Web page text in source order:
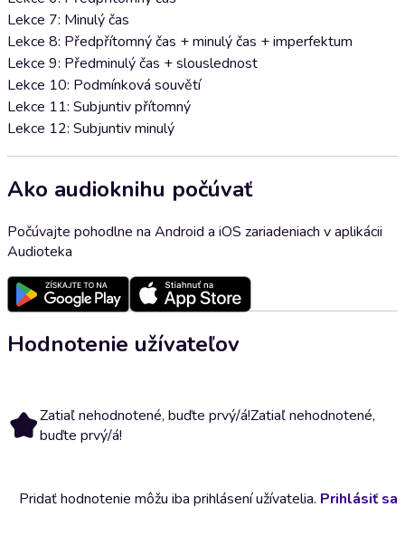
Lekce 7: Minulý čas
Lekce 8: Předpřítomný čas + minulý čas + imperfektum
Lekce 9: Předminulý čas + slouslednost
Lekce 10: Podmínková souvětí
Lekce 11: Subjuntiv přítomný
Lekce 12: Subjuntiv minulý
Ako audioknihu počúvať
Počúvajte pohodlne na Android a iOS zariadeniach v aplikácii
Audioteka
Hodnotenie užívateľov
Zatiaľ nehodnotené, buďte prvý/á!Zatiaľ nehodnotené,
buďte prvý/á!
Pridať hodnotenie môžu iba prihlásení užívatelia. Prihlásiť sa